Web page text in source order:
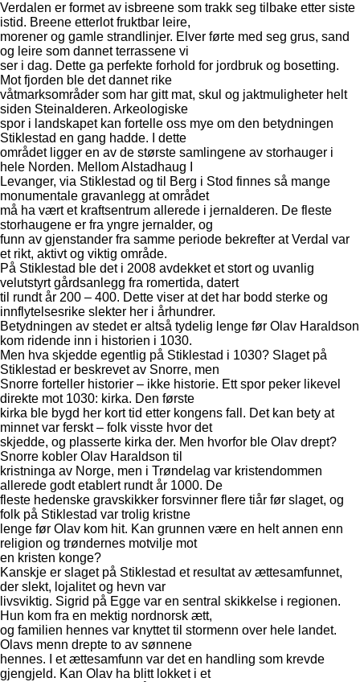
Verdalen er formet av isbreene som trakk seg tilbake etter siste
istid. Breene etterlot fruktbar leire,
morener og gamle strandlinjer. Elver førte med seg grus, sand
og leire som dannet terrassene vi
ser i dag. Dette ga perfekte forhold for jordbruk og bosetting.
Mot fjorden ble det dannet rike
våtmarksområder som har gitt mat, skul og jaktmuligheter helt
siden Steinalderen. Arkeologiske
spor i landskapet kan fortelle oss mye om den betydningen
Stiklestad en gang hadde. I dette
området ligger en av de største samlingene av storhauger i
hele Norden. Mellom Alstadhaug I
Levanger, via Stiklestad og til Berg i Stod finnes så mange
monumentale gravanlegg at området
må ha vært et kraftsentrum allerede i jernalderen. De fleste
storhaugene er fra yngre jernalder, og
funn av gjenstander fra samme periode bekrefter at Verdal var
et rikt, aktivt og viktig område.
På Stiklestad ble det i 2008 avdekket et stort og uvanlig
velutstyrt gårdsanlegg fra romertida, datert
til rundt år 200 – 400. Dette viser at det har bodd sterke og
innflytelsesrike slekter her i århundrer.
Betydningen av stedet er altså tydelig lenge før Olav Haraldson
kom ridende inn i historien i 1030.
Men hva skjedde egentlig på Stiklestad i 1030? Slaget på
Stiklestad er beskrevet av Snorre, men
Snorre forteller historier – ikke historie. Ett spor peker likevel
direkte mot 1030: kirka. Den første
kirka ble bygd her kort tid etter kongens fall. Det kan bety at
minnet var ferskt – folk visste hvor det
skjedde, og plasserte kirka der. Men hvorfor ble Olav drept?
Snorre kobler Olav Haraldson til
kristninga av Norge, men i Trøndelag var kristendommen
allerede godt etablert rundt år 1000. De
fleste hedenske gravskikker forsvinner flere tiår før slaget, og
folk på Stiklestad var trolig kristne
lenge før Olav kom hit. Kan grunnen være en helt annen enn
religion og trøndernes motvilje mot
en kristen konge?
Kanskje er slaget på Stiklestad et resultat av ættesamfunnet,
der slekt, lojalitet og hevn var
livsviktig. Sigrid på Egge var en sentral skikkelse i regionen.
Hun kom fra en mektig nordnorsk ætt,
og familien hennes var knyttet til stormenn over hele landet.
Olavs menn drepte to av sønnene
hennes. I et ættesamfunn var det en handling som krevde
gjengjeld. Kan Olav ha blitt lokket i et